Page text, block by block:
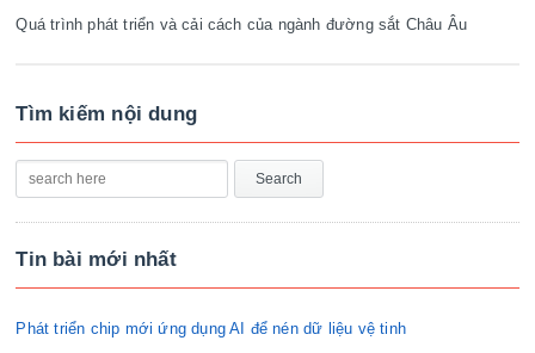
Quá trình phát triển và cải cách của ngành đường sắt Châu Âu
Tìm kiếm nội dung
Tin bài mới nhất
Phát triển chip mới ứng dụng AI để nén dữ liệu vệ tinh